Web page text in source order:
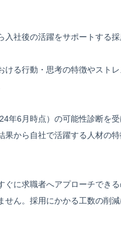
社後の活躍をサポートする採
る行動・思考の特徴やスト
年6月時点）の可能性診断を
から自社で活躍する人材の
に求職者へアプローチでき
ん。採用にかかる工数の削